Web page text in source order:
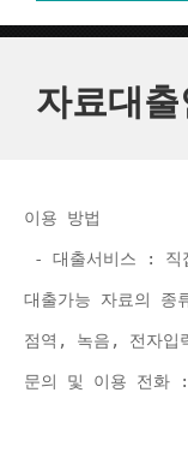
자료대출
이용 방법
- 대출서비스 : 직
대출가능 자료의
점역, 녹음, 전자
문의 및 이용 전화